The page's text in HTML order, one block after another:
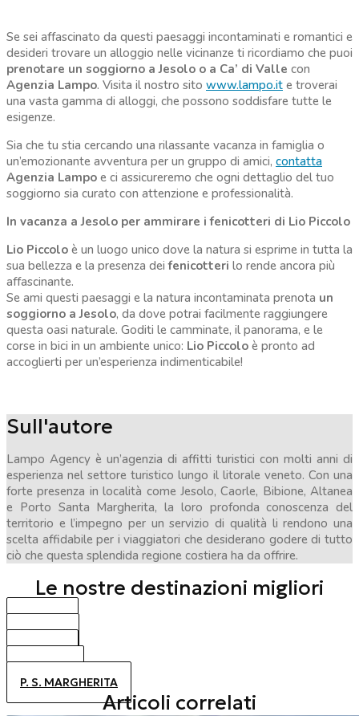
Se sei affascinato da questi paesaggi incontaminati e romantici e
desideri trovare un alloggio nelle vicinanze ti ricordiamo che puoi
prenotare un soggiorno a Jesolo o a Ca’ di Valle con
Agenzia Lampo. Visita il nostro sito www.lampo.it e troverai
una vasta gamma di alloggi, che possono soddisfare tutte le
esigenze.
Sia che tu stia cercando una rilassante vacanza in famiglia o
un’emozionante avventura per un gruppo di amici, contatta
Agenzia Lampo e ci assicureremo che ogni dettaglio del tuo
soggiorno sia curato con attenzione e professionalità.
In vacanza a Jesolo per ammirare i fenicotteri di Lio Piccolo
Lio Piccolo è un luogo unico dove la natura si esprime in tutta la
sua bellezza e la presenza deifenicotteri lo rende ancora più
affascinante.
Se ami questi paesaggi e la natura incontaminata prenota un
soggiorno a Jesolo, da dove potrai facilmente raggiungere
questa oasi naturale. Goditi le camminate, il panorama, e le
corse in bici in un ambiente unico: Lio Piccolo è pronto ad
accoglierti per un’esperienza indimenticabile!
Sull'autore
Lampo Agency è un’agenzia di affitti turistici con molti anni di
esperienza nel settore turistico lungo il litorale veneto. Con una
forte presenza in località come Jesolo, Caorle, Bibione, Altanea
e Porto Santa Margherita, la loro profonda conoscenza del
territorio e l’impegno per un servizio di qualità li rendono una
scelta affidabile per i viaggiatori che desiderano godere di tutto
ciò che questa splendida regione costiera ha da offrire.
Le nostre destinazioni migliori
BIBIONE
CAORLE
JESOLO
ALTANEA
P. S. MARGHERITA
Articoli correlati